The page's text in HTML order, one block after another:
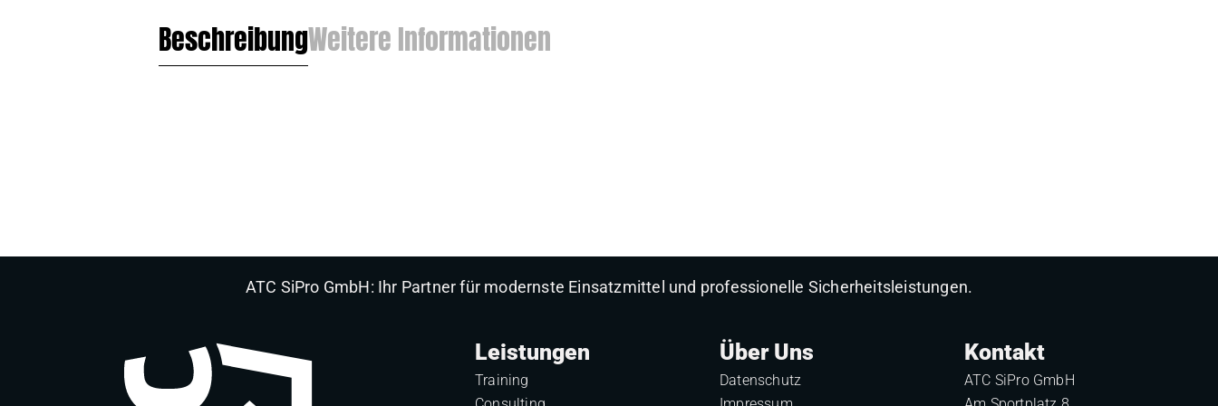
BeschreibungWeitere Informationen
ATC SiPro GmbH: Ihr Partner für modernste Einsatzmittel und professionelle Sicherheitsleistungen.
Leistungen
Training
Über Uns
Datenschutz
Kontakt
ATC SiPro GmbH